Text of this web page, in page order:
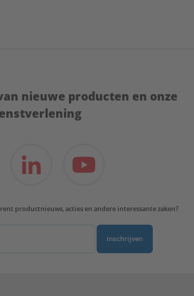
nieuwe producten en onze
productnieuws, acties en andere interessante zaken?
Inschrijven